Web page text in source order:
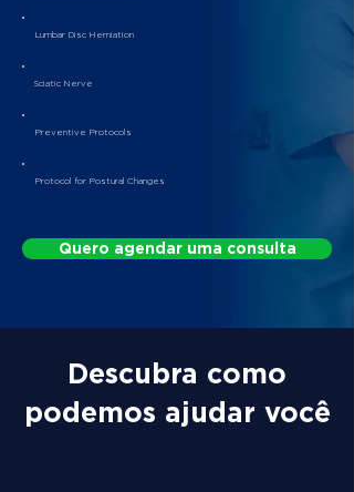
Lumbar Disc Herniation
Sciatic Nerve
Preventive Protocols
Protocol for Postural Changes
Quero agendar uma consulta
Descubra como
podemos ajudar você